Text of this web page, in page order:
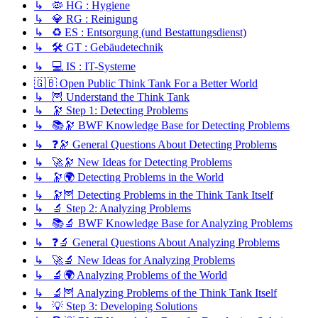
↳ 🦠 HG : Hygiene
↳ 💎 RG : Reinigung
↳ ♻️ ES : Entsorgung (und Bestattungsdienst)
↳ 🛠️ GT : Gebäudetechnik
↳ 💻 IS : IT-Systeme
🇬🇧 Open Public Think Tank For a Better World
↳ 🦉 Understand the Think Tank
↳ 🔭 Step 1: Detecting Problems
↳ 📚🔭 BWF Knowledge Base for Detecting Problems
↳ ❓🔭 General Questions About Detecting Problems
↳ 🚀🔭 New Ideas for Detecting Problems
↳ 🔭🌍 Detecting Problems in the World
↳ 🔭🦉 Detecting Problems in the Think Tank Itself
↳ 🔬 Step 2: Analyzing Problems
↳ 📚🔬 BWF Knowledge Base for Analyzing Problems
↳ ❓🔬 General Questions About Analyzing Problems
↳ 🚀🔬 New Ideas for Analyzing Problems
↳ 🔬🌍 Analyzing Problems of the World
↳ 🔬🦉 Analyzing Problems of the Think Tank Itself
↳ 💡 Step 3: Developing Solutions